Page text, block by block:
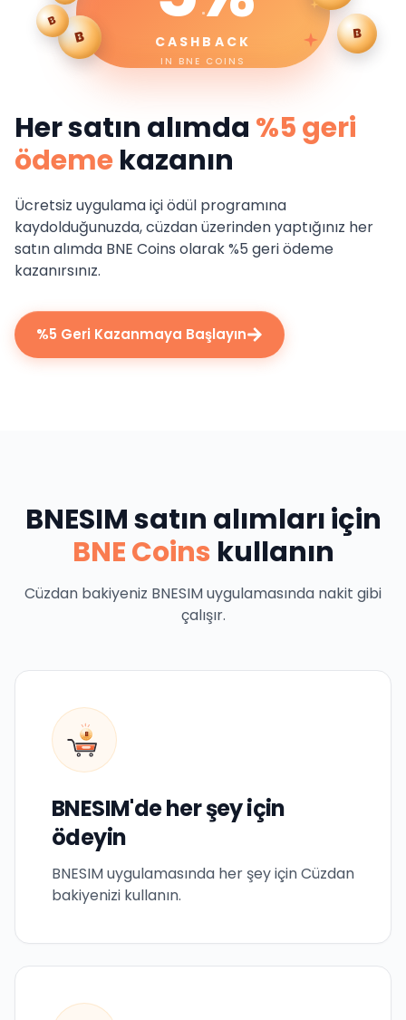
CASHBACK
IN BNE COINS
B
B
B
Her satın alımda %5 geri
ödemekazanın
Ücretsiz uygulama içi ödül programına
kaydolduğunuzda, cüzdan üzerinden yaptığınız her
satın alımda BNE Coins olarak %5 geri ödeme
kazanırsınız.
%5 Geri Kazanmaya Başlayın
BNESIM satın alımları için
BNE Coins kullanın
Cüzdan bakiyeniz BNESIM uygulamasında nakit gibi
çalışır.
B
BNESIM'de her şey için
ödeyin
BNESIM uygulamasında her şey için Cüzdan
bakiyenizi kullanın.